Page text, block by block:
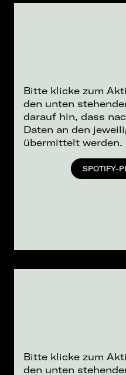
Bitte klicke zum
den unten
darauf hin, dass
Daten an den
übermittelt werden.
SPOTIFY-
Bitte klicke zum
den unten